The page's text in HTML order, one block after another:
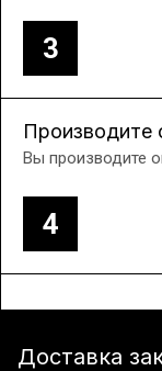
3
4
Производите
Вы производите
Доставка